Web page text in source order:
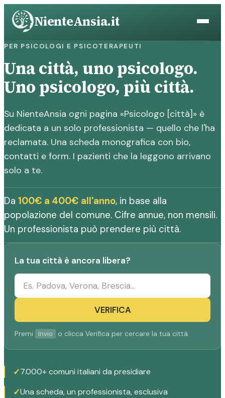
Vai
NienteAnsia.it
PER PSICOLOGI E PSICOTERAPEUTI
Una città, uno psicologo.
Uno psicologo, più città.
Su NienteAnsia ogni pagina «Psicologo [città]» è
dedicata a un solo professionista — quello che l'ha
reclamata. Una scheda monografica con bio,
contatti e form. I pazienti che la leggono arrivano
solo a te.
Da 100€ a 400€ all'anno, in base alla
popolazione del comune. Cifre annue, non mensili.
Un professionista può prendere più città.
La tua città è ancora libera?
VERIFICA
Premi Invio o clicca Verifica per cercare la tua città.
✓7.000+ comuni italiani da presidiare
✓Una scheda, un professionista, esclusiva